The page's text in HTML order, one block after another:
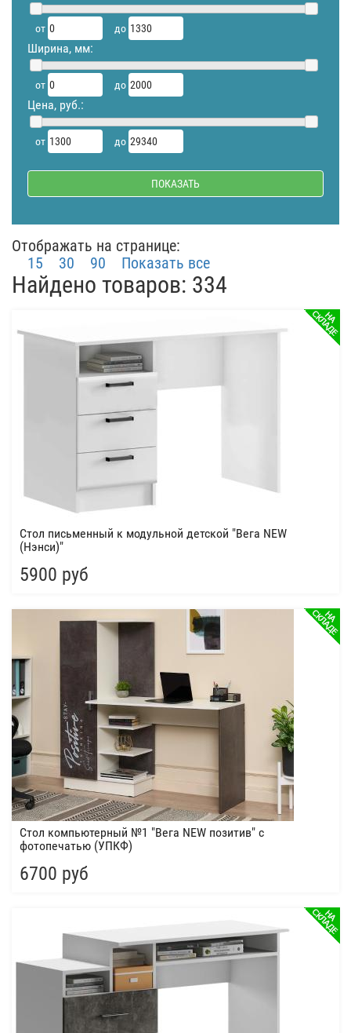
от до
Ширина, мм:
от до
Цена, руб.:
от до
Отображать на странице:
15
30 90 Показать все
Найдено товаров: 334
Стол письменный к модульной детской "Вега NEW
(Нэнси)"
5900 руб
Стол компьютерный №1 "Вега NEW позитив" с
фотопечатью (УПКФ)
6700 руб